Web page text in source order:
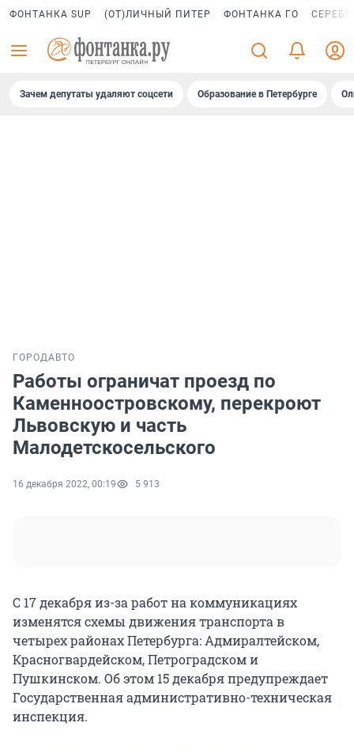
ФОНТАНКА SUP (ОТ)ЛИЧНЫЙ ПИТЕР ФОНТАНКА ГО
Зачем депутаты удаляют соцсети Образование в Петербурге
ГОРОДАВТО
Работы ограничат проезд по
Каменноостровскому, перекроют
Львовскую и часть
Малодетскосельского
16 декабря 2022, 00:19 5 913
С 17 декабря из-за работ на коммуникациях
изменятся схемы движения транспорта в
четырех районах Петербурга: Адмиралтейском,
Красногвардейском, Петроградском и
Пушкинском. Об этом 15 декабря предупреждает
Государственная административно-техническая
инспекция.